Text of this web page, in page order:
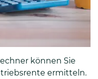
können Sie
ermitteln.